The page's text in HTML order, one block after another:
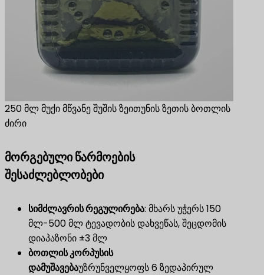
250 მლ მუქი მწვანე შუშის ზეითუნის ზეთის ბოთლის
ძირი
მორგებული წარმოების
შესაძლებლობები
სიმძლავრის რეგულირება: მხარს უჭერს 150
მლ-500 მლ ტევადობის დახვეწას, შეცდომის
დიაპაზონი ±3 მლ
ბოთლის კორპუსის
დამუშავებაუზრუნველყოფს 6 ზედაპირულ